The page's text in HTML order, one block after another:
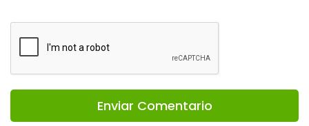
Enviar Comentario